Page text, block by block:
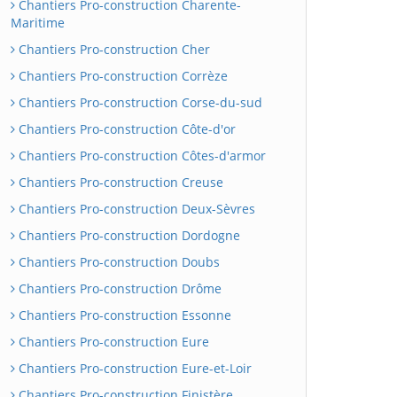
Chantiers Pro-construction Charente-
Maritime
Chantiers Pro-construction Cher
Chantiers Pro-construction Corrèze
Chantiers Pro-construction Corse-du-sud
Chantiers Pro-construction Côte-d'or
Chantiers Pro-construction Côtes-d'armor
Chantiers Pro-construction Creuse
Chantiers Pro-construction Deux-Sèvres
Chantiers Pro-construction Dordogne
Chantiers Pro-construction Doubs
Chantiers Pro-construction Drôme
Chantiers Pro-construction Essonne
Chantiers Pro-construction Eure
Chantiers Pro-construction Eure-et-Loir